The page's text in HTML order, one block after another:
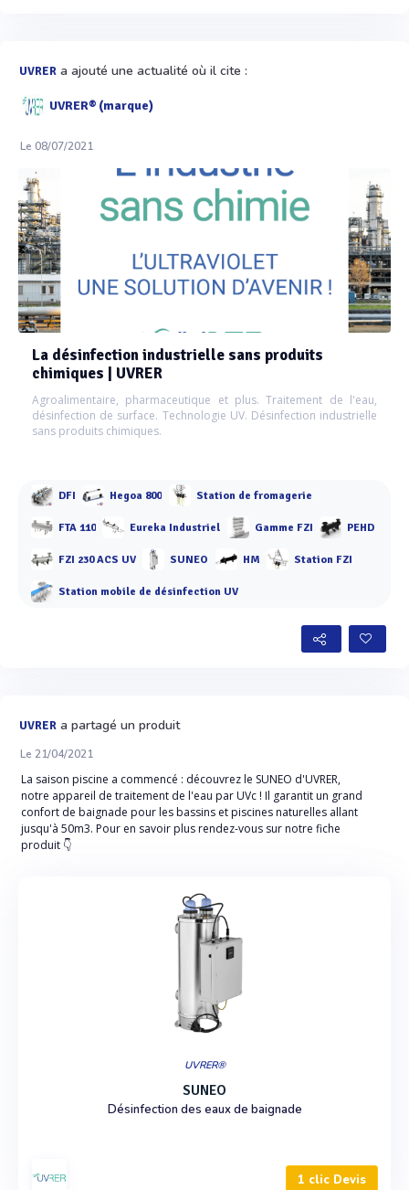
UVRER a ajouté une actualité où il cite :
UVRER® (marque)
Le 08/07/2021
La désinfection industrielle sans produits
chimiques | UVRER
Agroalimentaire, pharmaceutique et plus. Traitement de l'eau,
désinfection de surface. Technologie UV. Désinfection industrielle
sans produits chimiques.
DFI Hegoa 800 Station de fromagerie
FTA 110 Eureka Industriel Gamme FZI PEHD
FZI 230 ACS UV SUNEO HM Station FZI
Station mobile de désinfection UV
UVRER a partagé un produit
Le 21/04/2021
La saison piscine a commencé : découvrez le SUNEO d'UVRER,
notre appareil de traitement de l'eau par UVc ! Il garantit un grand
confort de baignade pour les bassins et piscines naturelles allant
jusqu'à 50m3. Pour en savoir plus rendez-vous sur notre fiche
produit 👇
UVRER®
SUNEO
Désinfection des eaux de baignade
1 clic Devis